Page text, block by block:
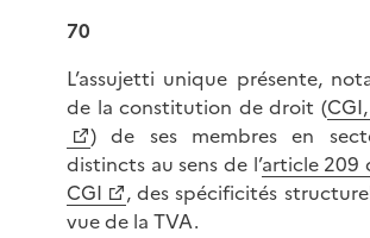
70
L’assujetti unique présente,
de la constitution de droit (
) de ses membres en
distincts au sens de l’article 209
CGI
, des spécificités
vue de la TVA.